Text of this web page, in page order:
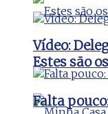
Estes são
Vídeo:
Falta